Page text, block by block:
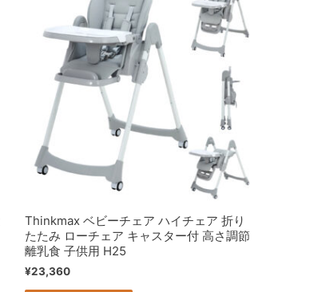
Thinkmax ベビーチェア ハイチェア 折り
たたみ ローチェア キャスター付 高さ調節
離乳食 子供用 H25
¥23,360